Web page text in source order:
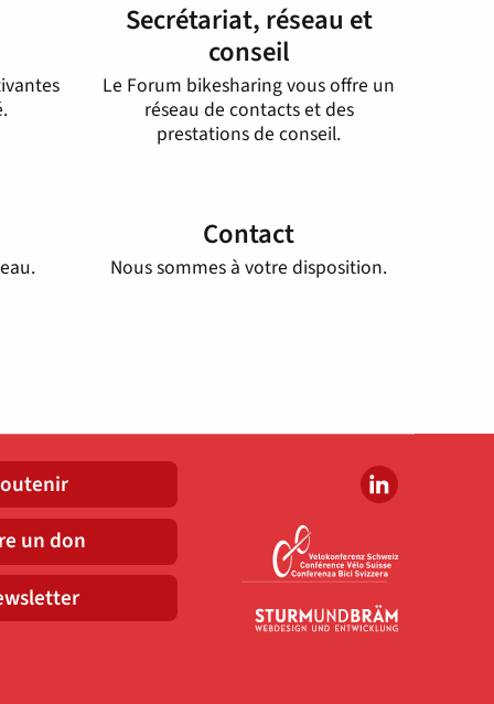
Secrétariat, réseau et
conseil
Le Forum bikesharing vous offre un
réseau de contacts et des
prestations de conseil.
Contact
Nous sommes à votre disposition.
un don